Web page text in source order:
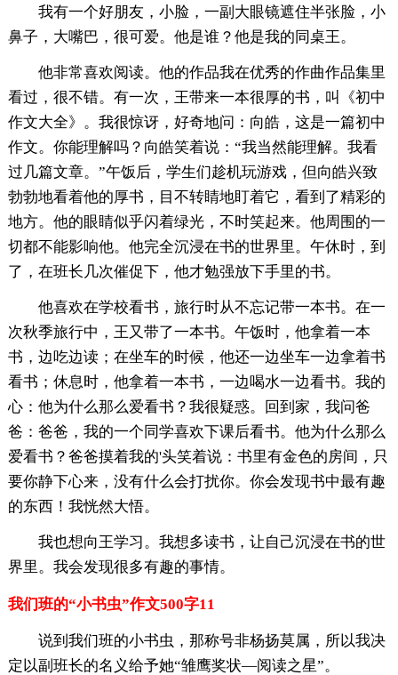
我有一个好朋友，小脸，一副大眼镜遮住半张脸，小
鼻子，大嘴巴，很可爱。他是谁？他是我的同桌王。
他非常喜欢阅读。他的作品我在优秀的作曲作品集里
看过，很不错。有一次，王带来一本很厚的书，叫《初中
作文大全》。我很惊讶，好奇地问：向皓，这是一篇初中
作文。你能理解吗？向皓笑着说：“我当然能理解。我看
过几篇文章。”午饭后，学生们趁机玩游戏，但向皓兴致
勃勃地看着他的厚书，目不转睛地盯着它，看到了精彩的
地方。他的眼睛似乎闪着绿光，不时笑起来。他周围的一
切都不能影响他。他完全沉浸在书的世界里。午休时，到
了，在班长几次催促下，他才勉强放下手里的书。
他喜欢在学校看书，旅行时从不忘记带一本书。在一
次秋季旅行中，王又带了一本书。午饭时，他拿着一本
书，边吃边读；在坐车的时候，他还一边坐车一边拿着书
看书；休息时，他拿着一本书，一边喝水一边看书。我的
心：他为什么那么爱看书？我很疑惑。回到家，我问爸
爸：爸爸，我的一个同学喜欢下课后看书。他为什么那么
爱看书？爸爸摸着我的'头笑着说：书里有金色的房间，只
要你静下心来，没有什么会打扰你。你会发现书中最有趣
的东西！我恍然大悟。
我也想向王学习。我想多读书，让自己沉浸在书的世
界里。我会发现很多有趣的事情。
我们班的“小书虫”作文500字11
说到我们班的小书虫，那称号非杨扬莫属，所以我决
定以副班长的名义给予她“雏鹰奖状—阅读之星”。